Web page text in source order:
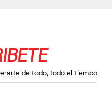
de todo, todo el tiempo